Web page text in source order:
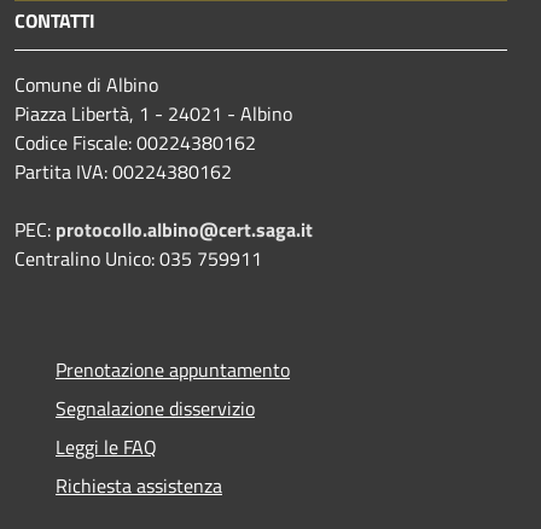
CONTATTI
Comune di Albino
Piazza Libertà, 1 - 24021 - Albino
Codice Fiscale: 00224380162
Partita IVA: 00224380162
PEC: protocollo.albino@cert.saga.it
Centralino Unico: 035 759911
Prenotazione appuntamento
Segnalazione disservizio
Leggi le FAQ
Richiesta assistenza